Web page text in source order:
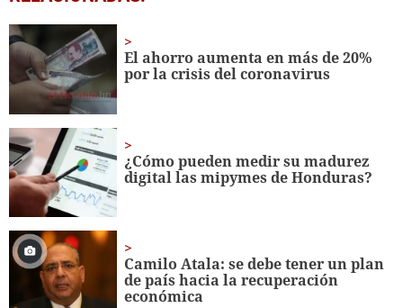
of
minute,
56
seconds
El ahorro aumenta en más de 20%
por la crisis del coronavirus
¿Cómo pueden medir su madurez
digital las mipymes de Honduras?
Camilo Atala: se debe tener un plan
de país hacia la recuperación
económica